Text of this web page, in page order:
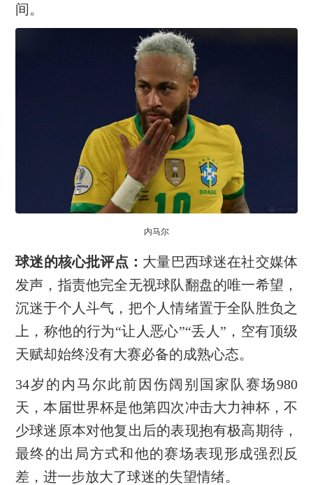
间。
内马尔
‌球迷的核心批评点‌： 大量巴西球迷在社交媒体
发声，指责他完全无视球队翻盘的唯一希望，
沉迷于个人斗气，把个人情绪置于全队胜负之
上，称他的行为“让人恶心”“丢人”，空有顶级
天赋却始终没有大赛必备的成熟心态。
34岁的内马尔此前因伤阔别国家队赛场980
天，本届世界杯是他第四次冲击大力神杯，不
少球迷原本对他复出后的表现抱有极高期待，
最终的出局方式和他的赛场表现形成强烈反
差，进一步放大了球迷的失望情绪。